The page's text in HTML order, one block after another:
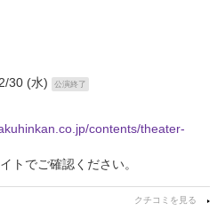
30 (水)
公演終了
contents/theater-
トでご確認ください。